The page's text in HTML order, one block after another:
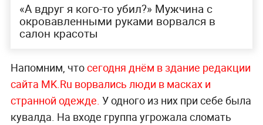
«А вдруг я кого-то убил?» Мужчина с
окровавленными руками ворвался в
салон красоты
Напомним, чтосегодня днём в здание редакции
сайта MK.Ru ворвались люди в масках и
странной одежде. У одного из них при себе была
кувалда. На входе группа угрожала сломать